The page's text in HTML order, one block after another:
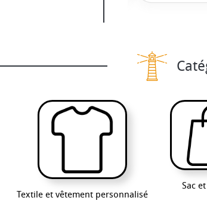
Textile et vêtement personnalisé
Sac